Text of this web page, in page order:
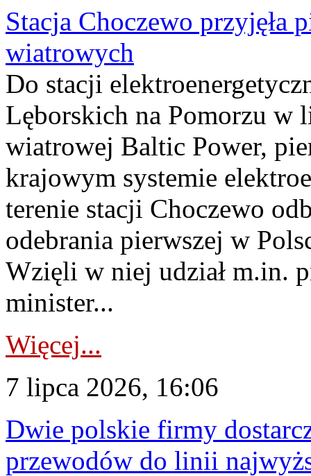
Stacja Choczewo przyjęła
wiatrowych
Do stacji
Lęborskich na Pomorzu w
wiatrowej Baltic Power,
krajowym systemie
terenie stacji Choczewo
odebrania pierwszej w
Wzięli w niej udział m.in.
minister...
Więcej...
7 lipca 2026, 16:06
Dwie polskie firmy
przewodów do linii